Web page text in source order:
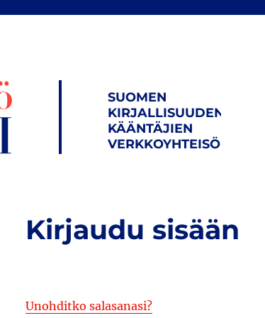
SUOMEN
KIRJALLISUUDEN
KÄÄNTÄJIEN
VERKKOYHTEISÖ
Kirjaudu sisään
Unohditko salasanasi?